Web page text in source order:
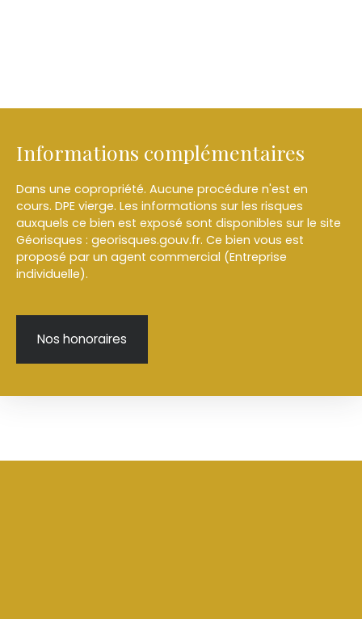
Informations complémentaires
Dans une copropriété. Aucune procédure n'est en
cours. DPE vierge. Les informations sur les risques
auxquels ce bien est exposé sont disponibles sur le site
Géorisques : georisques.gouv.fr. Ce bien vous est
proposé par un agent commercial (Entreprise
individuelle).
Nos honoraires